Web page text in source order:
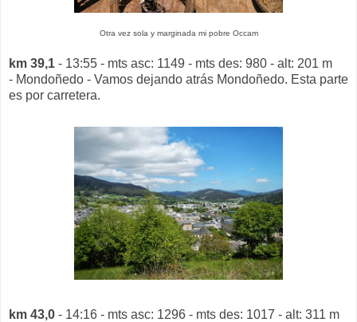
Otra vez sola y marginada mi pobre Occam
km 39,1 - 13:55 - mts asc: 1149 - mts des: 980 - alt: 201 m
- Mondoñedo - Vamos dejando atrás Mondoñedo. Esta parte
es por carretera.
km 43,0 - 14:16 - mts asc: 1296 - mts des: 1017 - alt: 311 m